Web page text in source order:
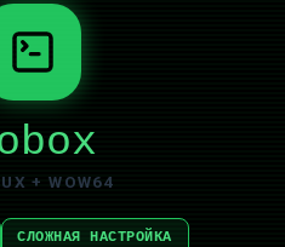
+ WOW64
СЛОЖНАЯ НАСТРОЙКА